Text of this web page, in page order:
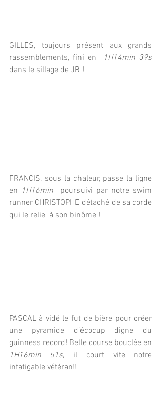
GILLES, toujours présent aux grands
rassemblements, fini en
1H14min 39s
dans le sillage de JB !
FRANCIS, sous la chaleur, passe la ligne
en 1H16min
poursuivi par notre swim
runner CHRISTOPHE détaché de sa corde
qui le relie  à son binôme !
PASCAL à vidé le fut de bière pour créer
une pyramide d’écocup digne du
1H16min 51s, il court vite notre
infatigable vétéran!!